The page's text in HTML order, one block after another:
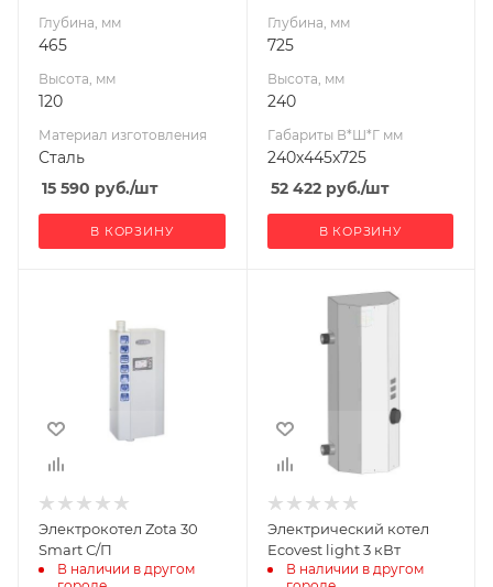
Глубина, мм
465
Высота, мм
120
Материал изготовления
Сталь
15 590 руб./шт
В КОРЗИНУ
Глубина, мм
725
Высота, мм
240
Габариты В*Ш*Г мм
240x445x725
52 422руб./шт
В КОРЗИНУ
Электрокотел Zota 30
Smart С/П
В наличии в другом
Ширина, мм
200
Материал
Сталь Ст3
Вид топлива
Дрова, брикет,
Электрический котел
Ecovest light 3 кВт
В наличии в другом